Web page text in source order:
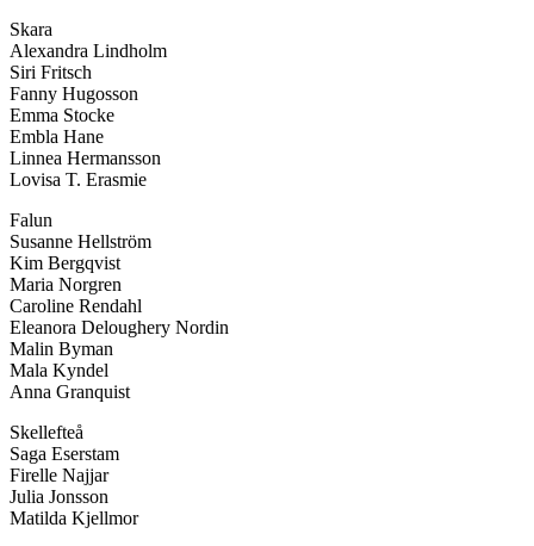
Skara
Alexandra Lindholm
Siri Fritsch
Fanny Hugosson
Emma Stocke
Embla Hane
Linnea Hermansson
Lovisa T. Erasmie
Falun
Susanne Hellström
Kim Bergqvist
Maria Norgren
Caroline Rendahl
Eleanora Deloughery Nordin
Malin Byman
Mala Kyndel
Anna Granquist
Skellefteå
Saga Eserstam
Firelle Najjar
Julia Jonsson
Matilda Kjellmor